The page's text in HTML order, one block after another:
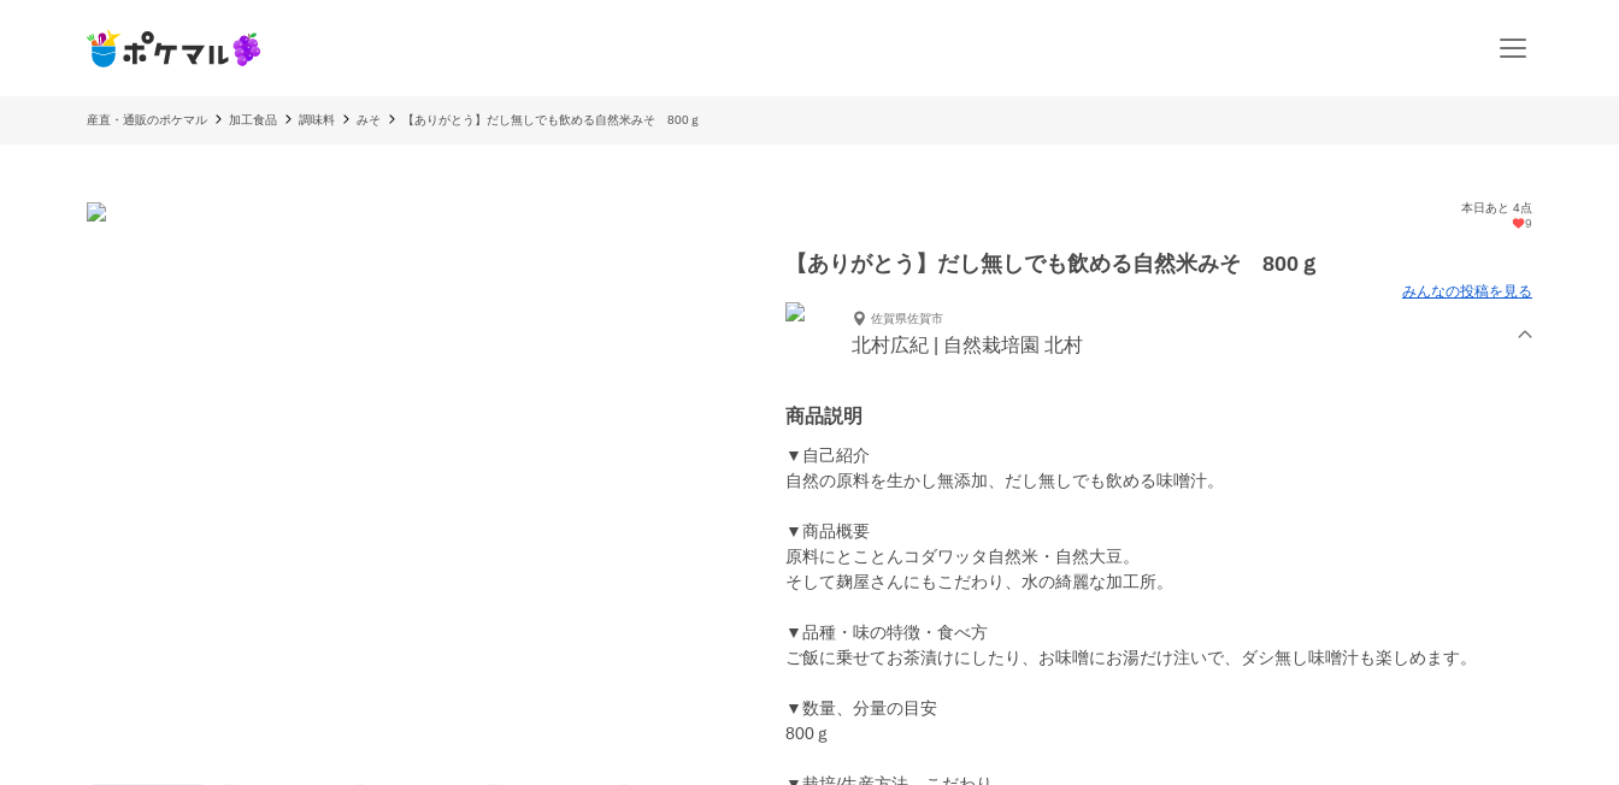
産直・通販のポケマル 加工食品 調味料 みそ 【ありがとう】だし無しでも飲める自然米みそ 800ｇ
本日あと 4点
9
【ありがとう】だし無しでも飲める自然米みそ 800ｇ
みんなの投稿を見る
佐賀県佐賀市
北村広紀 | 自然栽培園 北村
商品説明
▼自己紹介
自然の原料を生かし無添加、だし無しでも飲める味噌汁。
▼商品概要
原料にとことんコダワッタ自然米・自然大豆。
そして麹屋さんにもこだわり、水の綺麗な加工所。
▼品種・味の特徴・食べ方
ご飯に乗せてお茶漬けにしたり、お味噌にお湯だけ注いで、ダシ無し味噌汁も楽しめます。
▼数量、分量の目安
800ｇ